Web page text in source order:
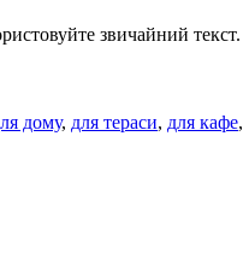
звичайний текст.
дому, для тераси, для кафе,